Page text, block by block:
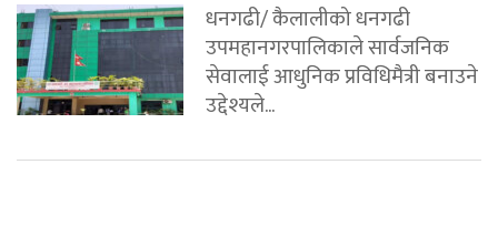
धनगढी/ कैलालीको धनगढी
उपमहानगरपालिकाले सार्वजनिक
सेवालाई आधुनिक प्रविधिमैत्री बनाउने
उद्देश्यले...